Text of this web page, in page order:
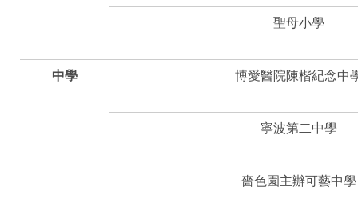
聖母小學
中學 博愛醫院陳楷紀念中
寧波第二中學
嗇色園主辦可藝中學